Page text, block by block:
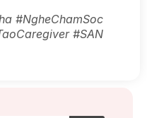
#NgheChamSoc
#SAN